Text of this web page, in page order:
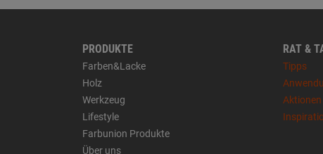
PRODUKTE
Farben&Lacke
Holz
Werkzeug
Lifestyle
Farbunion Produkte
Über uns
RAT &
Tipps
Aktionen